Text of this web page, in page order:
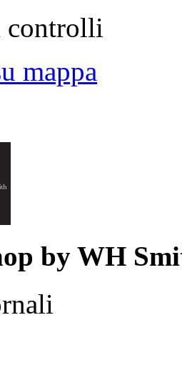
controlli
mappa
by WH